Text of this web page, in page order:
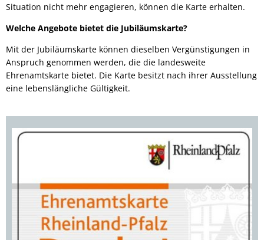
Situation nicht mehr engagieren, können die Karte erhalten.
Welche Angebote bietet die Jubiläumskarte?
Mit der Jubiläumskarte können dieselben Vergünstigungen in
Anspruch genommen werden, die die landesweite
Ehrenamtskarte bietet. Die Karte besitzt nach ihrer Ausstellung
eine lebenslängliche Gültigkeit.